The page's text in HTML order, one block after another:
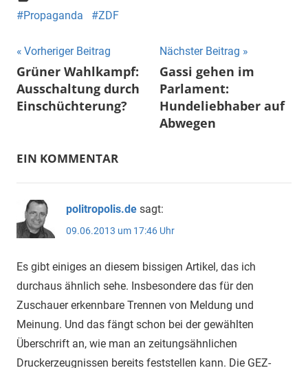
Propaganda
ZDF
Beitragsnavigation
Vorheriger Beitrag
Grüner Wahlkampf:
Ausschaltung durch
Einschüchterung?
Nächster Beitrag
Gassi gehen im
Parlament:
Hundeliebhaber auf
Abwegen
EIN KOMMENTAR
politropolis.de sagt:
09.06.2013 um 17:46 Uhr
Es gibt einiges an diesem bissigen Artikel, das ich
durchaus ähnlich sehe. Insbesondere das für den
Zuschauer erkennbare Trennen von Meldung und
Meinung. Und das fängt schon bei der gewählten
Überschrift an, wie man an zeitungsähnlichen
Druckerzeugnissen bereits feststellen kann. Die GEZ-